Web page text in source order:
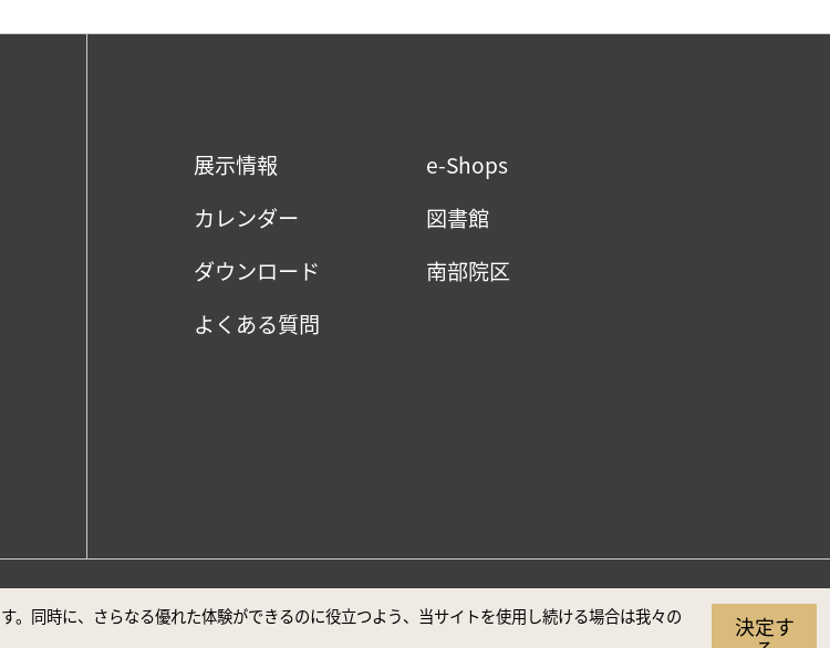
同時に、さらなる優れた体験ができるのに役立つよう、当サイトを使用し続ける場合は我々の
決定す
展示情報
カレンダー
ダウンロード
よくある質問
e-Shops
図書館
南部院区
ージョンでの閲覧を推奨しております。（推奨解像度1920×1080）